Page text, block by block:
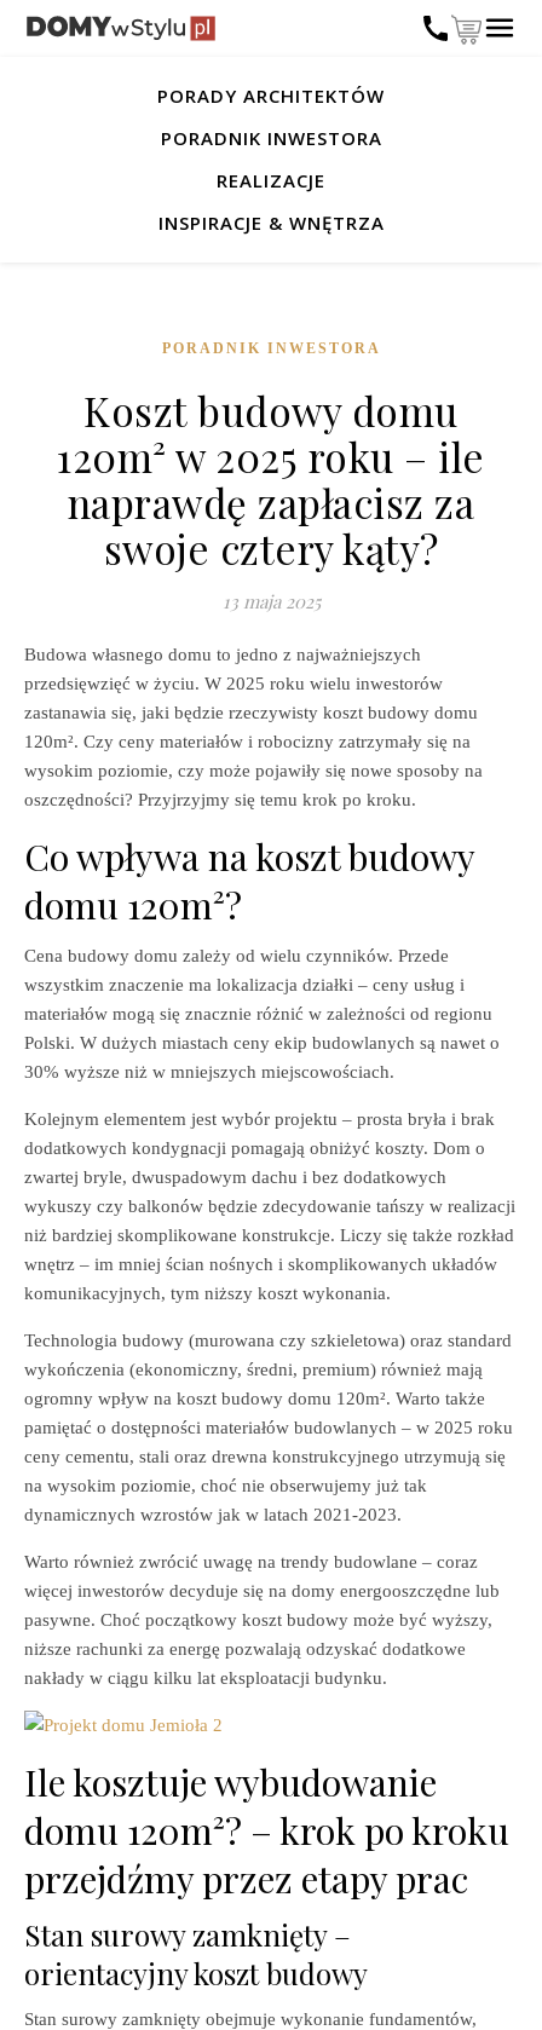
PORADY ARCHITEKTÓW
PORADNIK INWESTORA
REALIZACJE
INSPIRACJE & WNĘTRZA
PORADNIK INWESTORA
Koszt budowy domu
120m² w 2025 roku – ile
naprawdę zapłacisz za
swoje cztery kąty?
13 maja 2025
Budowa własnego domu to jedno z najważniejszych
przedsięwzięć w życiu. W 2025 roku wielu inwestorów
zastanawia się, jaki będzie rzeczywisty koszt budowy domu
120m². Czy ceny materiałów i robocizny zatrzymały się na
wysokim poziomie, czy może pojawiły się nowe sposoby na
oszczędności? Przyjrzyjmy się temu krok po kroku.
Co wpływa na koszt budowy
domu 120m²?
Cena budowy domu zależy od wielu czynników. Przede
wszystkim znaczenie ma lokalizacja działki – ceny usług i
materiałów mogą się znacznie różnić w zależności od regionu
Polski. W dużych miastach ceny ekip budowlanych są nawet o
30% wyższe niż w mniejszych miejscowościach.
Kolejnym elementem jest wybór projektu – prosta bryła i brak
dodatkowych kondygnacji pomagają obniżyć koszty. Dom o
zwartej bryle, dwuspadowym dachu i bez dodatkowych
wykuszy czy balkonów będzie zdecydowanie tańszy w realizacji
niż bardziej skomplikowane konstrukcje. Liczy się także rozkład
wnętrz – im mniej ścian nośnych i skomplikowanych układów
komunikacyjnych, tym niższy koszt wykonania.
Technologia budowy (murowana czy szkieletowa) oraz standard
wykończenia (ekonomiczny, średni, premium) również mają
ogromny wpływ na koszt budowy domu 120m². Warto także
pamiętać o dostępności materiałów budowlanych – w 2025 roku
ceny cementu, stali oraz drewna konstrukcyjnego utrzymują się
na wysokim poziomie, choć nie obserwujemy już tak
dynamicznych wzrostów jak w latach 2021-2023.
Warto również zwrócić uwagę na trendy budowlane – coraz
więcej inwestorów decyduje się na domy energooszczędne lub
pasywne. Choć początkowy koszt budowy może być wyższy,
niższe rachunki za energę pozwalają odzyskać dodatkowe
nakłady w ciągu kilku lat eksploatacji budynku.
Ile kosztuje wybudowanie
domu 120m²? – krok po kroku
przejdźmy przez etapy prac
Stan surowy zamknięty –
orientacyjny koszt budowy
Stan surowy zamknięty obejmuje wykonanie fundamentów,